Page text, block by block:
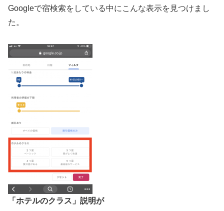
Googleで宿検索をしている中にこんな表示を見つけまし
た。
「ホテルのクラス」説明が